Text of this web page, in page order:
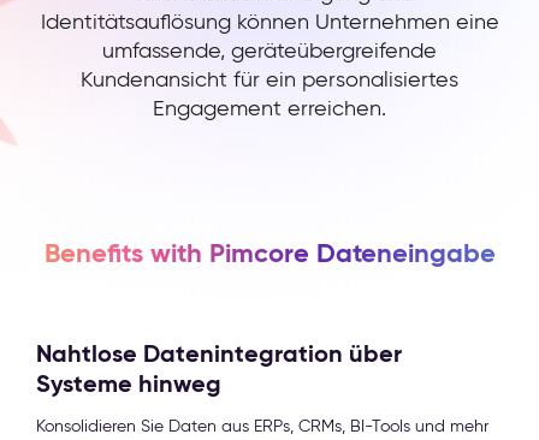
Identitätsauflösung können Unternehmen eine
umfassende, geräteübergreifende
Kundenansicht für ein personalisiertes
Engagement erreichen.
Benefits with Pimcore Dateneingabe
Nahtlose Datenintegration über
Systeme hinweg
Konsolidieren Sie Daten aus ERPs, CRMs, BI-Tools und mehr